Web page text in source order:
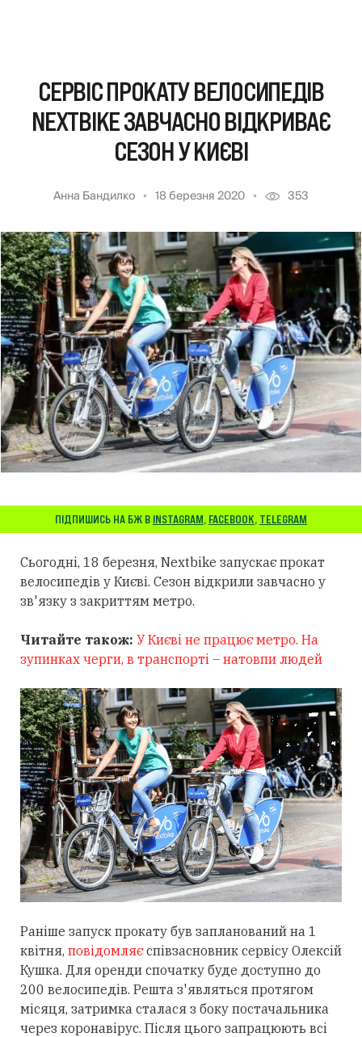
СЕРВІС ПРОКАТУ ВЕЛОСИПЕДІВ
NEXTBIKE ЗАВЧАСНО ВІДКРИВАЄ
СЕЗОН У КИЄВІ
Анна Бандилко 18 березня 2020 353
ПІДПИШИСЬ НА БЖ В INSTAGRAM, FACEBOOK, TELEGRAM
Сьогодні, 18 березня, Nextbike запускає прокат
велосипедів у Києві. Сезон відкрили завчасно у
зв'язку з закриттям метро.
Читайте також: У Києві не працює метро. На
зупинках черги, в транспорті – натовпи людей
Раніше запуск прокату був запланований на 1
квітня, повідомляєспівзасновник сервісу Олексій
Кушка. Для оренди спочатку буде доступно до
200 велосипедів. Решта з'являться протягом
місяця, затримка сталася з боку постачальника
через коронавірус. Після цього запрацюють всі